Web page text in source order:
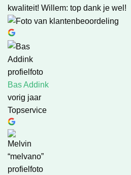
kwaliteit! Willem: top dank je wel!
Bas Addink
vorig jaar
Topservice